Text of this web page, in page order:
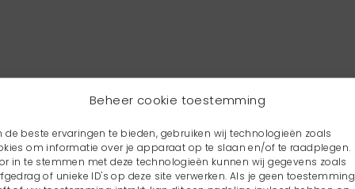
Beheer cookie toestemming
de beste ervaringen te bieden, gebruiken wij technologieën zoals
om informatie over je apparaat op te slaan en/of te raadplegen.
in te stemmen met deze technologieën kunnen wij gegevens zoals
of unieke ID's op deze site verwerken. Als je geen toestemming